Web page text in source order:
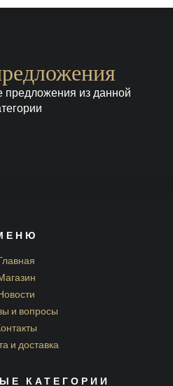
предложения из данной
и вопросы
и доставка
КАТЕГОРИИ